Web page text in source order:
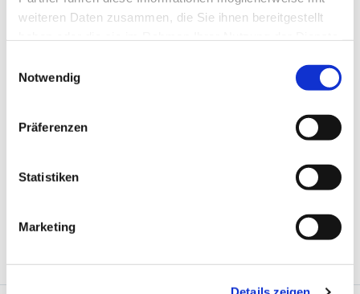
weiteren Daten zusammen, die Sie ihnen bereitgestellt
Notwendig
Präferenzen
Statistiken
Marketing
Tipps zur Anwendung
Mit einem Wattepad auftragen bis die Haut gereinigt ist. Ohne
Abspülen, sanft abtrocknen.
Wichtiger Hinweis: die Liste der Inhaltsstoffe, die für die Uriage Produkte
angewendet werden, wird regelmäßig aktualisiert. Vor der Anwendung eines
Uriage Produktes lesen Sie bitte die Liste der Inhaltsstoffe auf der
persönlichen Anwendung geeignet sind.